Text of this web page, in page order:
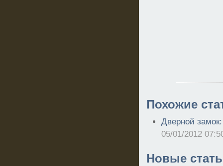
Похожие
Дверной
05/01/2012
Новые